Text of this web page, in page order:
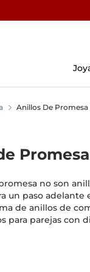
Anillos De Promesa
no son
un paso adelante
de anillos de
para parejas con